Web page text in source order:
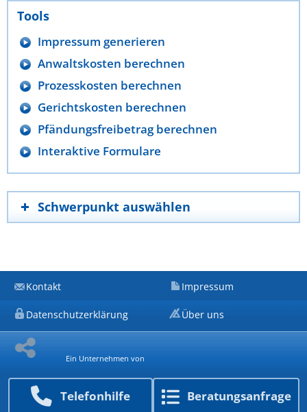
Telefon­hilfe Beratungs­anfrage
Tools
Impressum generieren
Anwaltskosten berechnen
Prozesskosten berechnen
Gerichtskosten berechnen
Pfändungsfreibetrag berechnen
Interaktive Formulare
Schwerpunkt auswählen
Kontakt Impressum
Datenschutzerklärung Über uns
Ein Unternehmen von